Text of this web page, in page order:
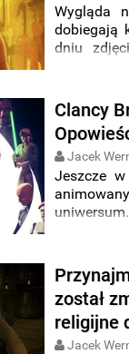
Wygląda
dobiegają
dniu
,
Clancy
Jacek
Jeszcze
został
religijne
Jacek